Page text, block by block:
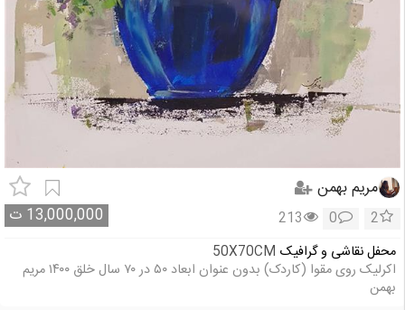
مریم بهمن
13,000,000 ت 2
0
213
محفل نقاشی و گرافیک 50X70CM
اکرلیک روی مقوا (کاردک) بدون عنوان ابعاد ۵۰ در ۷۰ سال خلق ۱۴۰۰ مریم
بهمن